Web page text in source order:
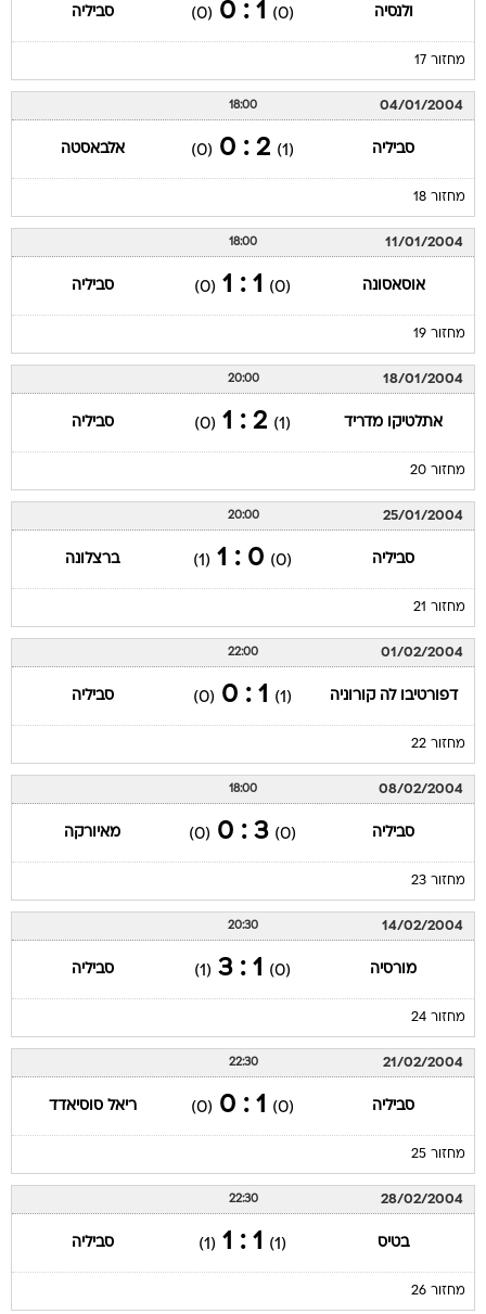
ולנסיה (0)
1 : 0
(0) סביליה
מחזור 17
04/01/2004
18:00
סביליה (1)
2 : 0
(0) אלבאסטה
מחזור 18
11/01/2004
18:00
אוסאסונה (0)
1 : 1
(0) סביליה
מחזור 19
18/01/2004
20:00
אתלטיקו מדריד (1)
2 : 1
(0) סביליה
מחזור 20
25/01/2004
20:00
סביליה (0)
0 : 1
(1) ברצלונה
מחזור 21
01/02/2004
22:00
דפורטיבו לה קורוניה (1)
1 : 0
(0) סביליה
מחזור 22
08/02/2004
18:00
סביליה (0)
3 : 0
(0) מאיורקה
מחזור 23
14/02/2004
20:30
מורסיה (0)
1 : 3
(1) סביליה
מחזור 24
21/02/2004
22:30
סביליה (0)
1 : 0
(0) ריאל סוסיאדד
מחזור 25
28/02/2004
22:30
בטיס (1)
1 : 1
(1) סביליה
מחזור 26